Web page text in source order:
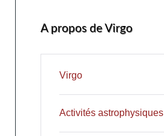
A propos de Virgo
Virgo
Activités astrophysiques